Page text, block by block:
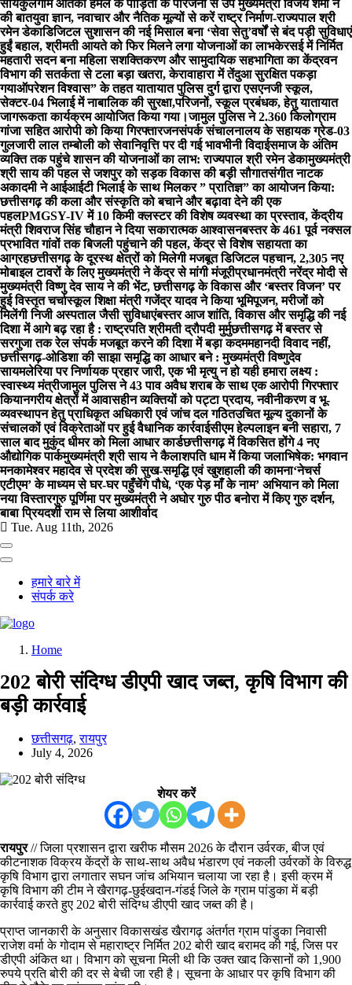
सायकुलगाम आतंकी हमले के पीड़ितों के परिजनों से उप मुख्यमंत्री विजय शर्मा ने
की बातयुवा ज्ञान, नवाचार और नैतिक मूल्यों से करें राष्ट्र निर्माण-राज्यपाल श्री
रमेन डेका​डिजिटल सुशासन की नई मिसाल बना ‘सेवा सेतु’वर्षों से बंद पड़ी सुविधाएं
हुईं बहाल, श्रीमती आयते को फिर मिलने लगा योजनाओं का लाभकेरसई में निर्मित
महतारी सदन बना महिला सशक्तिकरण और सामुदायिक सहभागिता का केंद्रवन
विभाग की सतर्कता से टला बड़ा खतरा, केरावाहारा में तेंदुआ सुरक्षित पकड़ा
गयाऑपरेशन विश्वास” के तहत यातायात पुलिस दुर्ग द्वारा एसएनजी स्कूल,
सेक्टर-04 भिलाई में नाबालिक की सुरक्षा,परिजनों, स्कूल प्रबंधक, हेतु यातायात
जागरूकता कार्यक्रम आयोजित किया गया।जामुल पुलिस ने 2.360 किलोग्राम
गांजा सहित आरोपी को किया गिरफ्तारजनसंपर्क संचालनालय के सहायक ग्रेड-03
गुलजारी लाल तम्बोली को सेवानिवृत्ति पर दी गई भावभीनी विदाईसमाज के अंतिम
व्यक्ति तक पहुंचे शासन की योजनाओं का लाभ: राज्यपाल श्री रमेन डेकामुख्यमंत्री
श्री साय की पहल से जशपुर को सड़क विकास की बड़ी सौगातसंगीत नाटक
अकादमी ने आईआईटी भिलाई के साथ मिलकर ” प्रातिज्ञ” का आयोजन किया:
छत्तीसगढ़ की कला और संस्कृति को बचाने और बढ़ावा देने की एक
पहलPMGSY-IV में 10 किमी क्लस्टर की विशेष व्यवस्था का प्रस्ताव, केंद्रीय
मंत्री शिवराज सिंह चौहान ने दिया सकारात्मक आश्वासनबस्तर के 461 पूर्व नक्सल
प्रभावित गांवों तक बिजली पहुंचाने की पहल, केंद्र से विशेष सहायता का
आग्रहछत्तीसगढ़ के दूरस्थ क्षेत्रों को मिलेगी मजबूत डिजिटल पहचान, 2,305 नए
मोबाइल टावरों के लिए मुख्यमंत्री ने केंद्र से मांगी मंजूरीप्रधानमंत्री नरेंद्र मोदी से
मुख्यमंत्री विष्णु देव साय ने की भेंट, छत्तीसगढ़ के विकास और ‘बस्तर विजन’ पर
हुई विस्तृत चर्चास्कूल शिक्षा मंत्री गजेंद्र यादव ने किया भूमिपूजन, मरीजों को
मिलेंगी निजी अस्पताल जैसी सुविधाएंबस्तर आज शांति, विकास और समृद्धि की नई
दिशा में आगे बढ़ रहा है : राष्ट्रपति श्रीमती द्रौपदी मुर्मुछत्तीसगढ़ में बस्तर से
सरगुजा तक रेल संपर्क मजबूत करने की दिशा में बड़ा कदममहानदी विवाद नहीं,
छत्तीसगढ़-ओडिशा की साझा समृद्धि का आधार बने : मुख्यमंत्री विष्णुदेव
सायमलेरिया पर निर्णायक प्रहार जारी, एक भी मृत्यु न हो यही हमारा लक्ष्य :
स्वास्थ्य मंत्रीजामुल पुलिस ने 43 पाव अवैध शराब के साथ एक आरोपी गिरफ्तार
कियानगरीय क्षेत्रों में आवासहीन व्यक्तियों को पट्टा प्रदाय, नवीनीकरण व भू-
व्यवस्थापन हेतु प्राधिकृत अधिकारी एवं जांच दल गठितउचित मूल्य दुकानों के
संचालकों एवं विक्रेताओं पर हुई वैधानिक कार्रवाईसीएम हेल्पलाइन बनी सहारा, 7
साल बाद मुकुंद धीमर को मिला आधार कार्डछत्तीसगढ़ में विकसित होंगे 4 नए
औद्योगिक पार्कमुख्यमंत्री श्री साय ने कैलाशपति धाम में किया जलाभिषेक: भगवान
मनकामेश्वर महादेव से प्रदेश की सुख-समृद्धि एवं खुशहाली की कामना‘नेचर्स
एटीएम’ के माध्यम से घर-घर पहुँचेंगे पौधे, ‘एक पेड़ माँ के नाम’ अभियान को मिला
नया विस्तारगुरु पूर्णिमा पर मुख्यमंत्री ने अघोर गुरु पीठ बनोरा में किए गुरु दर्शन,
बाबा प्रियदर्शी राम से लिया आशीर्वाद
Tue. Aug 11th, 2026
हमारे बारे में
संपर्क करे
Home
202 बोरी संदिग्ध डीएपी खाद जब्त, कृषि विभाग की
बड़ी कार्रवाई
छत्तीसगढ़,रायपुर
July 4, 2026
शेयर करें
रायपुर// जिला प्रशासन द्वारा खरीफ मौसम 2026 के दौरान उर्वरक, बीज एवं
कीटनाशक विक्रय केंद्रों के साथ-साथ अवैध भंडारण एवं नकली उर्वरकों के विरुद्ध
कृषि विभाग द्वारा लगातार सघन जांच अभियान चलाया जा रहा है। इसी क्रम में
कृषि विभाग की टीम ने खैरागढ़-छुईखदान-गंडई जिले के ग्राम पांडुका में बड़ी
कार्रवाई करते हुए 202 बोरी संदिग्ध डीएपी खाद जब्त की है।
प्राप्त जानकारी के अनुसार विकासखंड खैरागढ़ अंतर्गत ग्राम पांडुका निवासी
राजेश वर्मा के गोदाम से महाराष्ट्र निर्मित 202 बोरी खाद बरामद की गई, जिस पर
डीएपी अंकित था। विभाग को सूचना मिली थी कि उक्त खाद किसानों को 1,900
रुपये प्रति बोरी की दर से बेची जा रही है। सूचना के आधार पर कृषि विभाग की